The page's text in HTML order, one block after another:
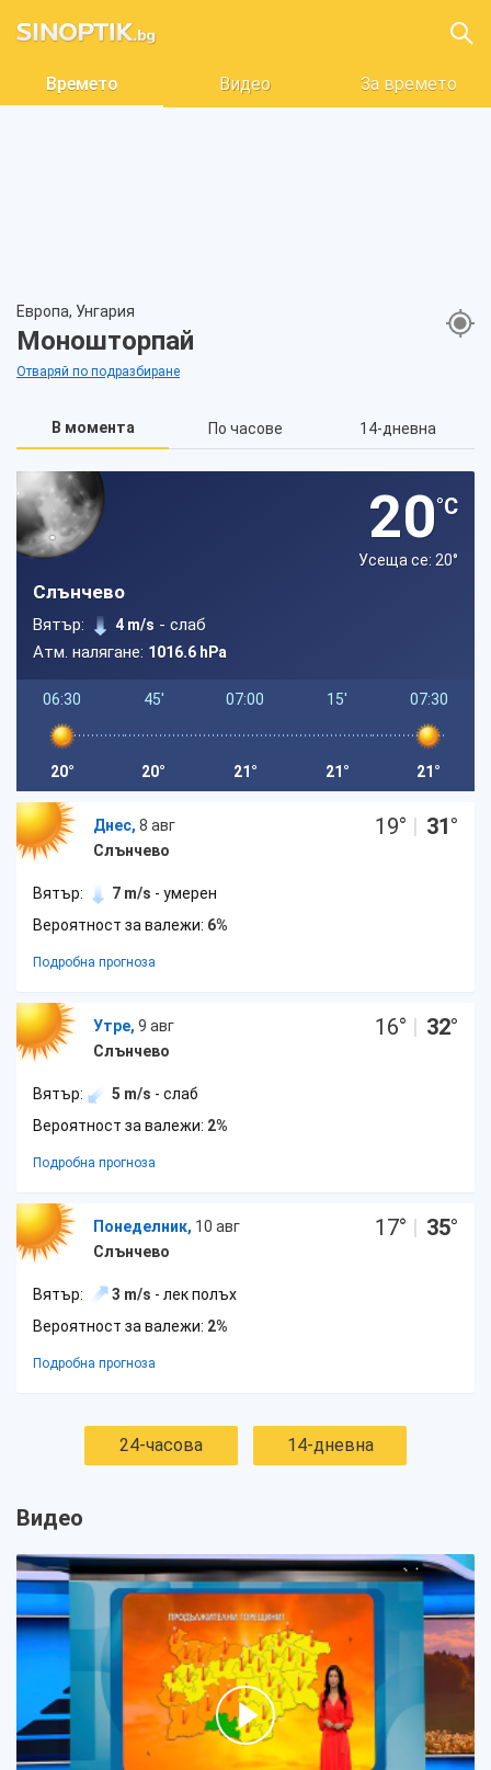
Времето Видео За времето
Европа, Унгария
Моношторпай
Отваряй по подразбиране
В момента По часове 14-дневна
20°C
Усеща се: 20°
Слънчево
Вятър: 4 m/s - слаб
Атм. налягане: 1016.6 hPa
06:30
20°
45'
20°
07:00
21°
15'
21°
07:30
21°
Днес, 8 авг
Слънчево
19° | 31°
Вятър: 7 m/s - умерен
Вероятност за валежи: 6%
Подробна прогноза
Утре, 9 авг
Слънчево
16° | 32°
Вятър: 5 m/s - слаб
Вероятност за валежи: 2%
Подробна прогноза
Понеделник, 10 авг
Слънчево
17° | 35°
Вятър: 3 m/s - лек полъх
Вероятност за валежи: 2%
Подробна прогноза
24-часова 14-дневна
Видео